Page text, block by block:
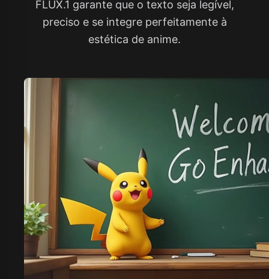
FLUX.1 garante que o texto seja legível,
preciso e se integre perfeitamente à
estética de anime.